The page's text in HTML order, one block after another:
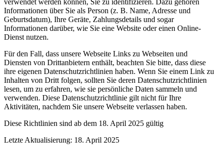
Informationen über Sie als Person (z. B. Name, Adresse und
Geburtsdatum), Ihre Geräte, Zahlungsdetails und sogar
Informationen darüber, wie Sie eine Website oder einen Online-
Dienst nutzen.
Für den Fall, dass unsere Webseite Links zu Webseiten und
Diensten von Drittanbietern enthält, beachten Sie bitte, dass diese
ihre eigenen Datenschutzrichtlinien haben. Wenn Sie einem Link zu
Inhalten von Dritt folgen, sollten Sie deren Datenschutzrichtlinien
lesen, um zu erfahren, wie sie persönliche Daten sammeln und
verwenden. Diese Datenschutzrichtlinie gilt nicht für Ihre
Aktivitäten, nachdem Sie unsere Webseite verlassen haben.
Diese Richtlinien sind ab dem 18. April 2025 gültig
Letzte Aktualisierung: 18. April 2025